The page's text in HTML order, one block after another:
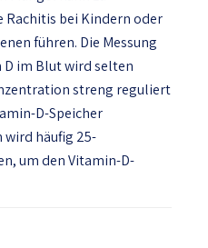
Rachitis bei Kindern oder
führen. Die Messung
im Blut wird selten
streng reguliert
D-Speicher
häufig 25-
um den Vitamin-D-